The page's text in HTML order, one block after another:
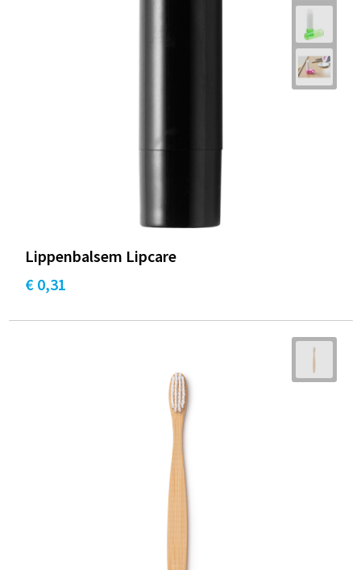
Lippenbalsem Lipcare
€ 0,31